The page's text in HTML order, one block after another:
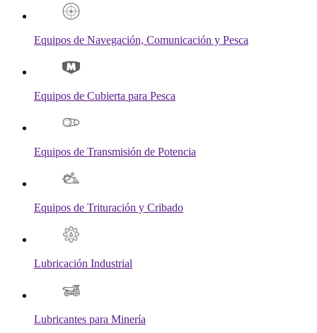
Equipos de Navegación, Comunicación y Pesca
Equipos de Cubierta para Pesca
Equipos de Transmisión de Potencia
Equipos de Trituración y Cribado
Lubricación Industrial
Lubricantes para Minería